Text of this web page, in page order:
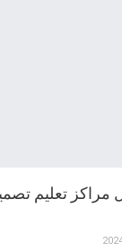
تعليم